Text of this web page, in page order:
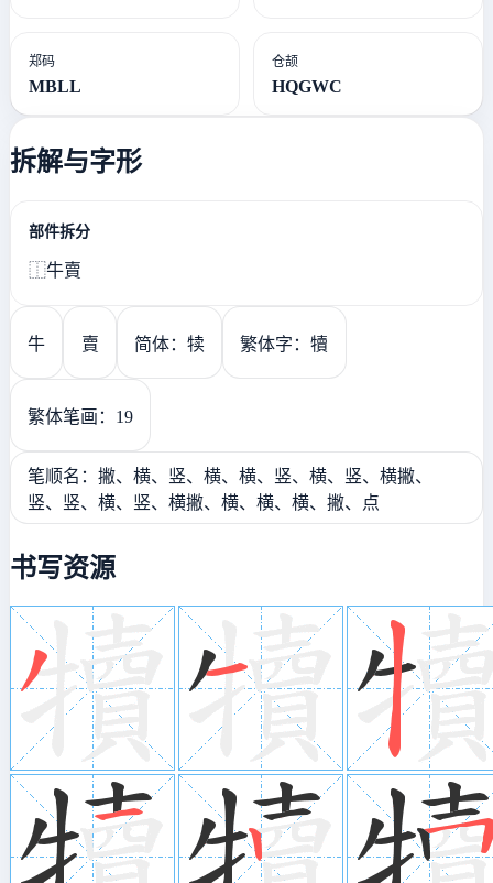
郑码
MBLL
仓颉
HQGWC
拆解与字形
部件拆分
⿰牛賣
牛 賣 简体：犊 繁体字：犢
繁体笔画：19
笔顺名：撇、横、竖、横、横、竖、横、竖、横撇、
竖、竖、横、竖、横撇、横、横、横、撇、点
书写资源